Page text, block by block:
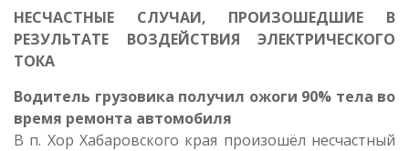
НЕСЧАСТНЫЕ СЛУЧАИ, ПРОИЗОШЕДШИЕ В
РЕЗУЛЬТАТЕ ВОЗДЕЙСТВИЯ ЭЛЕКТРИЧЕСКОГО
ТОКА
Водитель грузовика получил ожоги 90% тела во
время ремонта автомобиля
В п. Хор Хабаровского края произошёл несчастный